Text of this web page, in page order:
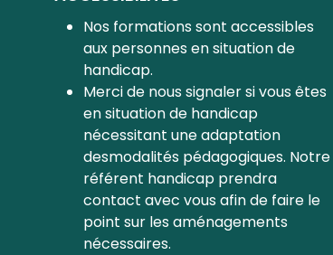
Nos formations sont accessibles
aux personnes en situation de
handicap.
Merci de nous signaler si vous êtes
en situation de handicap
nécessitant une adaptation
desmodalités pédagogiques. Notre
référent handicap prendra
contact avec vous afin de faire le
point sur les aménagements
nécessaires.